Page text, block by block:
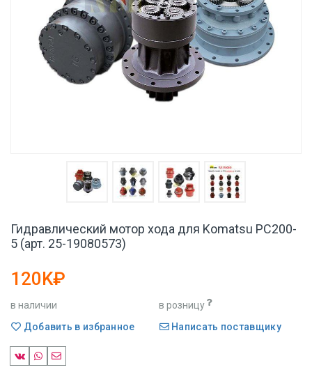
Гидравлический мотор хода для Komatsu PC200-
5 (арт. 25-19080573)
120K₽
в наличии
в розницу
Добавить в избранное
Написать поставщику